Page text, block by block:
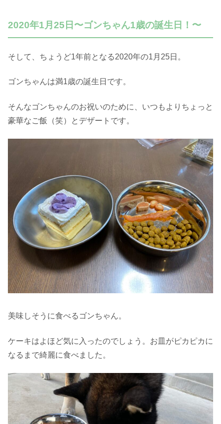
2020年1月25日〜ゴンちゃん1歳の誕生日！〜
そして、ちょうど1年前となる2020年の1月25日。
ゴンちゃんは満1歳の誕生日です。
そんなゴンちゃんのお祝いのために、いつもよりちょっと
豪華なご飯（笑）とデザートです。
美味しそうに食べるゴンちゃん。
ケーキはよほど気に入ったのでしょう。お皿がピカピカに
なるまで綺麗に食べました。